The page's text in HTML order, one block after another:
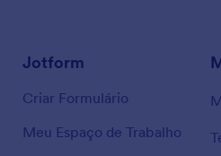
Jotform
Criar Formulário
Meu Espaço de Trabalho